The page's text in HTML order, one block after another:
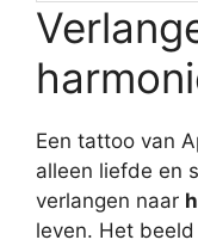
Een tattoo van
alleen liefde en
verlangen naar
leven. Het